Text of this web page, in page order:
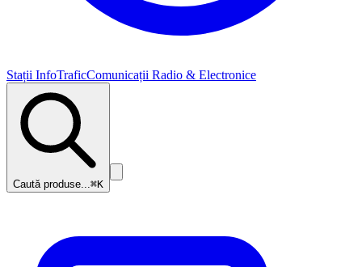
Stații InfoTraficComunicații Radio & Electronice
Caută produse...⌘K